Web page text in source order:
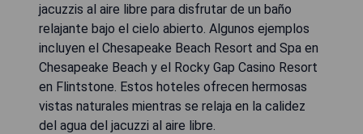
jacuzzis al aire libre para disfrutar de un baño
relajante bajo el cielo abierto. Algunos ejemplos
incluyen el Chesapeake Beach Resort and Spa en
Chesapeake Beach y el Rocky Gap Casino Resort
en Flintstone. Estos hoteles ofrecen hermosas
vistas naturales mientras se relaja en la calidez
del agua del jacuzzi al aire libre.